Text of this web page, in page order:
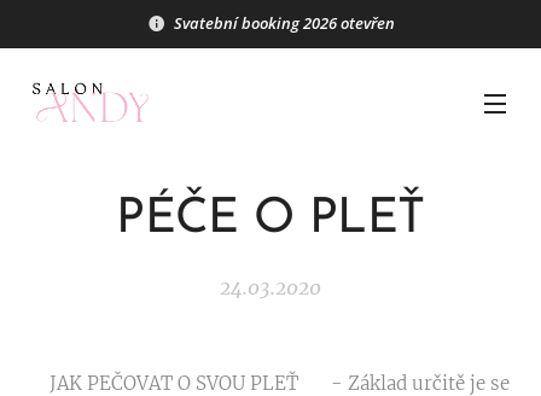
Svatební booking 2026 otevřen
PÉČE O PLEŤ
24.03.2020
🆘 JAK PEČOVAT O SVOU PLEŤ 🆘 - Základ určitě je se